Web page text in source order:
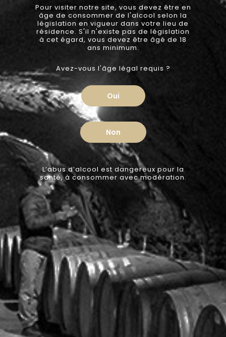
Pour visiter notre site, vous devez être en
âge de consommer de l'alcool selon la
législation en vigueur dans votre lieu de
résidence. S'il n'existe pas de législation
à cet égard, vous devez être âgé de 18
ans minimum.
Avez-vous l'âge légal requis ?
Oui
Non
L’abus d’alcool est dangereux pour la
santé, à consommer avec modération.